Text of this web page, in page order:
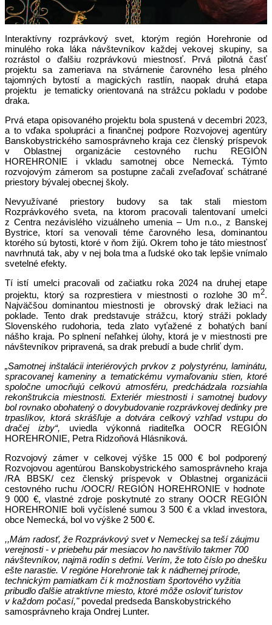
Interaktívny rozprávkový svet, ktorým región Horehronie od
minulého roka láka návštevníkov každej vekovej skupiny, sa
rozrástol o ďalšiu rozprávkovú miestnosť. Prvá pilotná časť
projektu sa zameriava na stvárnenie čarovného lesa plného
tajomných bytostí a magických rastlín, naopak druhá etapa
projektu je tematicky orientovaná na strážcu pokladu v podobe
draka.
Prvá etapa opisovaného projektu bola spustená v decembri 2023,
a to vďaka spolupráci a finančnej podpore Rozvojovej agentúry
Banskobystrického samosprávneho kraja cez členský príspevok
v Oblastnej organizácie cestovného ruchu REGIÓN
HOREHRONIE i vkladu samotnej obce Nemecká. Týmto
rozvojovým zámerom sa postupne začali zveľaďovať schátrané
priestory bývalej obecnej školy.
Nevyužívané priestory budovy sa tak stali miestom
Rozprávkového sveta, na ktorom pracovali talentovaní umelci
z Centra nezávislého vizuálneho umenia – Um n.o., z Banskej
Bystrice, ktorí sa venovali téme čarovného lesa, dominantou
ktorého sú bytosti, ktoré v ňom žijú. Okrem toho je táto miestnosť
navrhnutá tak, aby v nej bola tma a ľudské oko tak lepšie vnímalo
svetelné efekty.
Tí istí umelci pracovali od začiatku roka 2024 na druhej etape
projektu, ktorý sa rozprestiera v miestnosti o rozlohe 30 m2.
Najväčšou dominantou miestnosti je obrovský drak ležiaci na
poklade. Tento drak predstavuje strážcu, ktorý stráži poklady
Slovenského rudohoria, teda zlato vyťažené z bohatých baní
nášho kraja. Po splnení neľahkej úlohy, ktorá je v miestnosti pre
návštevníkov pripravená, sa drak prebudí a bude chrliť dym.
„Samotnej inštalácii interiérových prvkov z polystyrénu, laminátu,
spracovanej kameniny a tematickému vymaľovaniu stien, ktoré
spoločne umocňujú celkovú atmosféru, predchádzala rozsiahla
rekonštrukcia miestnosti. Exteriér miestnosti i samotnej budovy
bol rovnako obohatený o dovybudovanie rozprávkovej dedinky pre
trpaslíkov, ktorá skrášľuje a dotvára celkový vzhľad vstupu do
dračej izby“, uviedla výkonná riaditeľka OOCR REGIÓN
HOREHRONIE, Petra Ridzoňová Hlásniková.
Rozvojový zámer v celkovej výške 15 000 € bol podporený
Rozvojovou agentúrou Banskobystrického samosprávneho kraja
/RA BBSK/ cez členský príspevok v Oblastnej organizácii
cestovného ruchu /OOCR/ REGIÓN HOREHRONIE v hodnote
9 000 €, vlastné zdroje poskytnuté zo strany OOCR REGIÓN
HOREHRONIE boli vyčíslené sumou 3 500 € a vklad investora,
obce Nemecká, bol vo výške 2 500 €.
,,Mám radosť, že Rozprávkový svet v Nemeckej sa teší záujmu
verejnosti - v priebehu pár mesiacov ho navštívilo takmer 700
návštevníkov, najmä rodín s deťmi. Verím, že toto číslo po dnešku
ešte narastie. V regióne Horehronie tak k nádhernej prírode,
technickým pamiatkam či k možnostiam športového vyžitia
pribudlo ďalšie atraktívne miesto, ktoré môže osloviť turistov
v každom počasí," povedal predseda Banskobystrického
samosprávneho kraja Ondrej Lunter.